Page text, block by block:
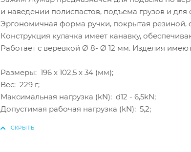
и наведении полиспастов, подъема грузов и для
Эргономичная форма ручки, покрытая резиной,
Конструкция кулачка имеет канавку,
Работает с веревкой Ø 8- Ø 12 мм. Изделия
Размеры: 196 х 102,5 x 34 (мм);
Вес: 229 г;
Максимальная нагрузка (kN): d12 - 6,5kN;
Допустимая рабочая нагрузка (kN): 5,2;